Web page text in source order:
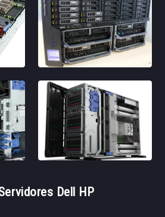
Dell HP